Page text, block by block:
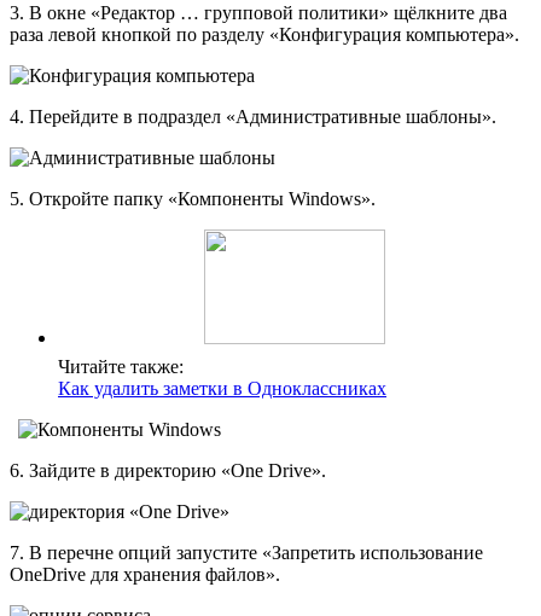
3. В окне «Редактор … групповой политики» щёлкните два
раза левой кнопкой по разделу «Конфигурация компьютера».
4. Перейдите в подраздел «Административные шаблоны».
5. Откройте папку «Компоненты Windows».
Читайте также:
Как удалить заметки в Одноклассниках
6. Зайдите в директорию «One Drive».
7. В перечне опций запустите «Запретить использование
OneDrive для хранения файлов».